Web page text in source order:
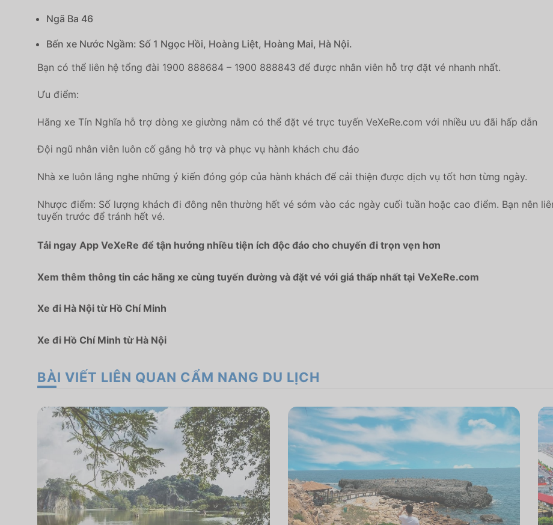
Ngã Ba 46
Bến xe Nước Ngầm: Số 1 Ngọc Hồi, Hoàng Liệt, Hoàng Mai, Hà Nội.
Bạn có thể liên hệ tổng đài 1900 888684 – 1900 888843 để được nhân viên hỗ trợ đặt vé nhanh nhất.
Ưu điểm:
Hãng xe Tín Nghĩa hỗ trợ dòng xe giường nằm có thể đặt vé trực tuyến VeXeRe.com với nhiều ưu đãi hấp dẫn
Đội ngũ nhân viên luôn cố gắng hỗ trợ và phục vụ hành khách chu đáo
Nhà xe luôn lắng nghe những ý kiến đóng góp của hành khách để cải thiện được dịch vụ tốt hơn từng ngày.
Nhược điểm: Số lượng khách đi đông nên thường hết vé sớm vào các ngày cuối tuần hoặc cao điểm. Bạn nên
tuyến trước để tránh hết vé.
Tải ngay App VeXeRe để tận hưởng nhiều tiện ích độc đáo cho chuyến đi trọn vẹn hơn
Xem thêm thông tin các hãng xe cùng tuyến đường và đặt vé với giá thấp nhất tại VeXeRe.com
Xe đi Hà Nội từ Hồ Chí Minh
Xe đi Hồ Chí Minh từ Hà Nội
BÀI VIẾT LIÊN QUAN CẨM NANG DU LỊCH